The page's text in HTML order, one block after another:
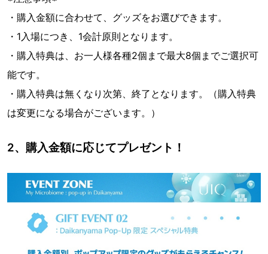
・購入金額に合わせて、グッズをお選びできます。
・1入場につき、1会計原則となります。
・購入特典は、お一人様各種2個まで最大8個までご選択可
能です。
・購入特典は無くなり次第、終了となります。（購入特典
は変更になる場合がございます。）
2、購入金額に応じてプレゼント！